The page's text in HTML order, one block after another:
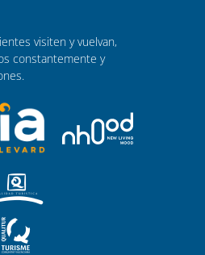
visiten y vuelvan,
constantemente y